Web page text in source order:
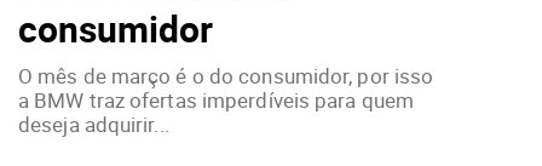
consumidor
O mês de março é o do consumidor, por isso
a BMW traz ofertas imperdíveis para quem
deseja adquirir...